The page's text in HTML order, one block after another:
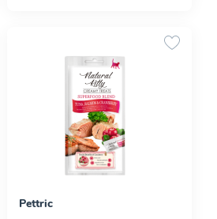
Pettric